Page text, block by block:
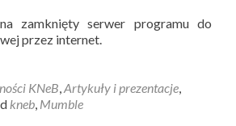
zamknięty serwer programu do
przez internet.
KNeB,Artykuły i prezentacje,
kneb, Mumble